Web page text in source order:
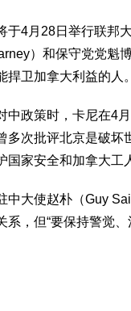
于4月28日举行联邦
）和保守党党
捍卫加拿大利益的人。
中政策时，卡尼在4
多次批评北京是破坏
国家安全和加拿大工人
中大使赵朴（Guy
系，但“要保持警觉、